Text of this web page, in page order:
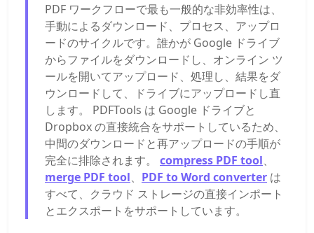
PDF ワークフローで最も一般的な非効率性は、
手動によるダウンロード、プロセス、アップロ
ードのサイクルです。誰かが Google ドライブ
からファイルをダウンロードし、オンライン ツ
ールを開いてアップロード、処理し、結果をダ
ウンロードして、ドライブにアップロードし直
します。 PDFTools は Google ドライブと
Dropbox の直接統合をサポートしているため、
中間のダウンロードと再アップロードの手順が
完全に排除されます。 compress PDF tool、
merge PDF tool、 PDF to Word converter は
すべて、クラウド ストレージの直接インポート
とエクスポートをサポートしています。